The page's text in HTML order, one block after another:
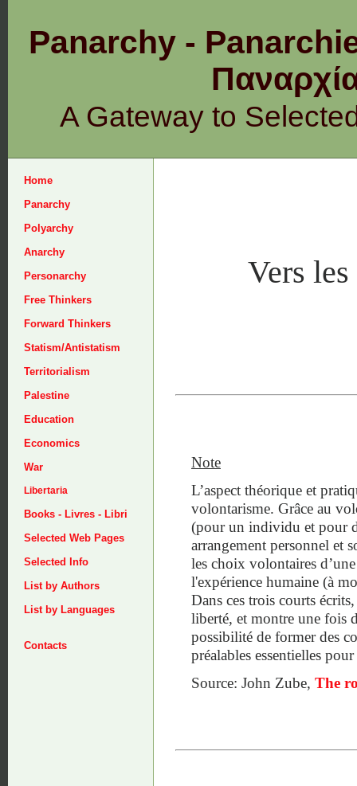
Panarchy -
A Gateway to
Home
Panarchy
Polyarchy
Anarchy
Personarchy
Free Thinkers
Forward Thinkers
Statism/Antistatism
Territorialism
Palestine
Education
Economics
War
Libertaria
Books - Livres - Libri
Selected Web Pages
Selected Info
List by Authors
List by Languages
Contacts
Vers
Note
L’aspect théorique et
volontarisme. Grâce au
(pour un individu et pour
arrangement personnel et
les choix volontaires
l'expérience humaine (à
Dans ces trois courts
liberté, et montre une fois
possibilité de former des
préalables essentielles
Source: John Zube, The